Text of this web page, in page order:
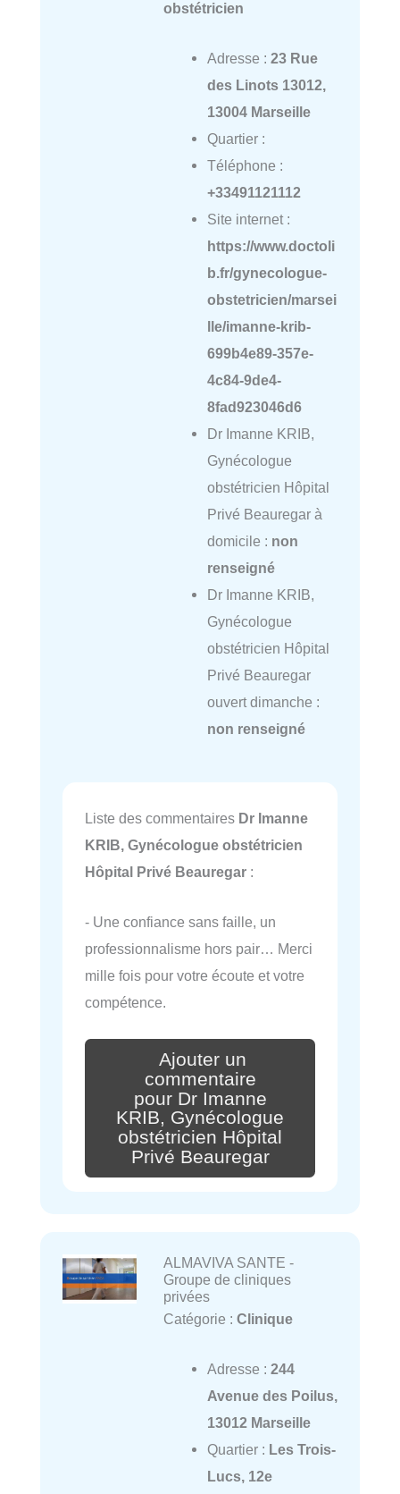
obstétricien
Adresse : 23 Rue
des Linots 13012,
13004 Marseille
Quartier :
Téléphone :
+33491121112
Site internet :
https://www.doctoli
b.fr/gynecologue-
obstetricien/marsei
lle/imanne-krib-
699b4e89-357e-
4c84-9de4-
8fad923046d6
Dr Imanne KRIB,
Gynécologue
obstétricien Hôpital
Privé Beauregar à
domicile : non
renseigné
Dr Imanne KRIB,
Gynécologue
obstétricien Hôpital
Privé Beauregar
ouvert dimanche :
non renseigné
Liste des commentaires Dr Imanne
KRIB, Gynécologue obstétricien
Hôpital Privé Beauregar :
- Une confiance sans faille, un
professionnalisme hors pair… Merci
mille fois pour votre écoute et votre
compétence.
Ajouter un
commentaire
pour Dr Imanne
KRIB, Gynécologue
obstétricien Hôpital
Privé Beauregar
ALMAVIVA SANTE -
Groupe de cliniques
privées
Catégorie : Clinique
Adresse : 244
Avenue des Poilus,
13012 Marseille
Quartier : Les Trois-
Lucs, 12e